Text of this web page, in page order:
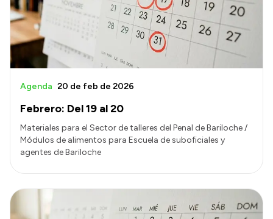
Febrero: Del 19 al 20
Agenda 20 de feb de 2026
Materiales para el Sector de talleres del Penal de Bariloche /
Módulos de alimentos para Escuela de suboficiales y
agentes de Bariloche